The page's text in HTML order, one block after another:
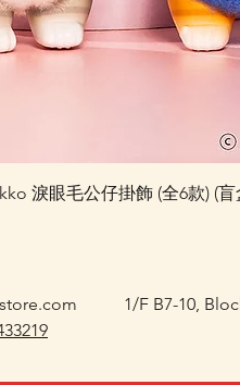
快速瀏
淚眼毛公仔掛飾 (全6款) (盲
1/F B7-10,